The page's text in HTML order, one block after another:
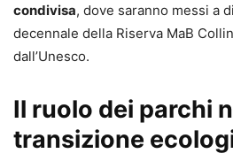
condivisa, dove saranno messi a
decennale della Riserva MaB
dall’Unesco.
Il ruolo dei parchi
transizione